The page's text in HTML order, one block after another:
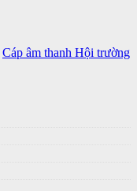
Cáp âm thanh Hội trường